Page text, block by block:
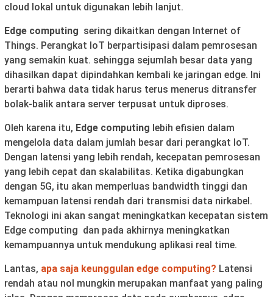
cloud lokal untuk digunakan lebih lanjut.
Edge computing sering dikaitkan dengan Internet of
Things. Perangkat IoT berpartisipasi dalam pemrosesan
yang semakin kuat. sehingga sejumlah besar data yang
dihasilkan dapat dipindahkan kembali ke jaringan edge. Ini
berarti bahwa data tidak harus terus menerus ditransfer
bolak-balik antara server terpusat untuk diproses.
Oleh karena itu, Edge computing lebih efisien dalam
mengelola data dalam jumlah besar dari perangkat IoT.
Dengan latensi yang lebih rendah, kecepatan pemrosesan
yang lebih cepat dan skalabilitas. Ketika digabungkan
dengan 5G, itu akan memperluas bandwidth tinggi dan
kemampuan latensi rendah dari transmisi data nirkabel.
Teknologi ini akan sangat meningkatkan kecepatan sistem
Edge computing dan pada akhirnya meningkatkan
kemampuannya untuk mendukung aplikasi real time.
Lantas, apa saja keunggulan edge computing? Latensi
rendah atau nol mungkin merupakan manfaat yang paling